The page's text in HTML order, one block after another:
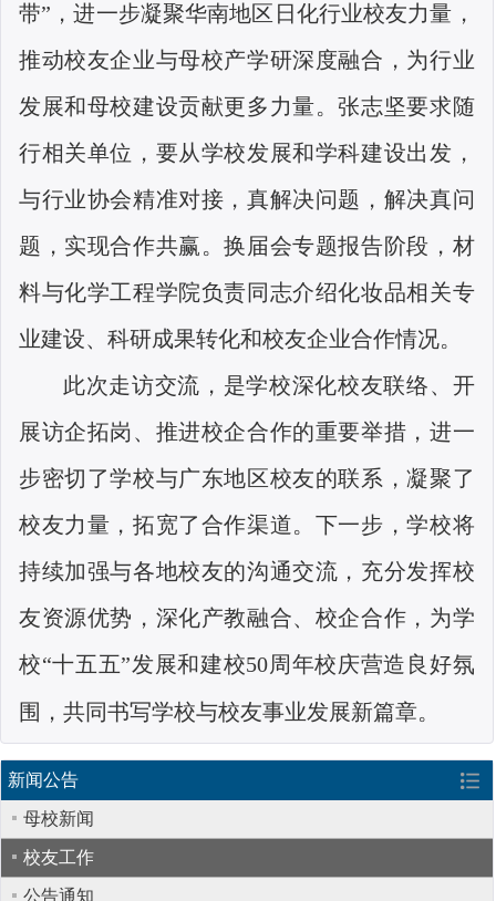
带”，进一步凝聚华南地区日化行业校友力量，
推动校友企业与母校产学研深度融合，为行业
发展和母校建设贡献更多力量。张志坚要求随
行相关单位，要从学校发展和学科建设出发，
与行业协会精准对接，真解决问题，解决真问
题，实现合作共赢。换届会专题报告阶段，材
料与化学工程学院负责同志介绍化妆品相关专
业建设、科研成果转化和校友企业合作情况。
此次走访交流，是学校深化校友联络、开
展访企拓岗、推进校企合作的重要举措，进一
步密切了学校与广东地区校友的联系，凝聚了
校友力量，拓宽了合作渠道。下一步，学校将
持续加强与各地校友的沟通交流，充分发挥校
友资源优势，深化产教融合、校企合作，为学
校“十五五”发展和建校50周年校庆营造良好氛
围，共同书写学校与校友事业发展新篇章。
新闻公告
母校新闻
校友工作
公告通知